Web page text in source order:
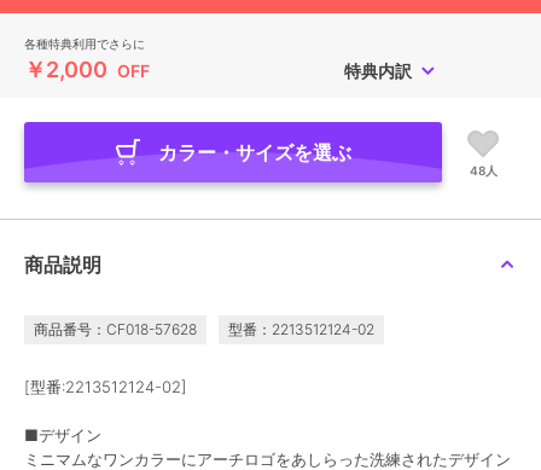
各種特典利用でさらに
￥2,000 OFF 特典内訳
カラー・サイズを選ぶ
48人
商品説明
商品番号：CF018-57628 型番：2213512124-02
[型番:2213512124-02]
■デザイン
ミニマムなワンカラーにアーチロゴをあしらった洗練されたデザイン